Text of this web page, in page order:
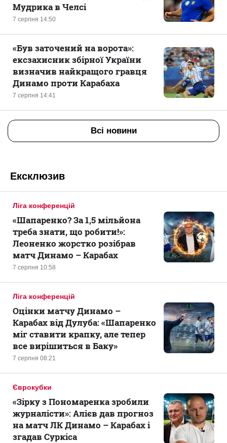
7 серпня 14:50
Мудрика в Челсі
7 серпня 14:41
«Був заточений на ворота»:
ексзахисник збірної України
визначив найкращого гравця
Динамо проти Карабаха
Всі новини
Ексклюзив
Ліга конференцій
7 серпня 10:58
«Шапаренко? За 1,5 мільйона
треба знати, що робити!»:
Леоненко жорстко розібрав
матч Динамо – Карабах
Ліга конференцій
7 серпня 08:21
Оцінки матчу Динамо –
Карабах від Дулуба: «Шапаренко
міг ставити крапку, але тепер
все вирішиться в Баку»
Єврокубки
«Зірку з Пономаренка зробили
журналісти»: Алієв дав прогноз
на матч ЛК Динамо – Карабах і
згадав Суркіса